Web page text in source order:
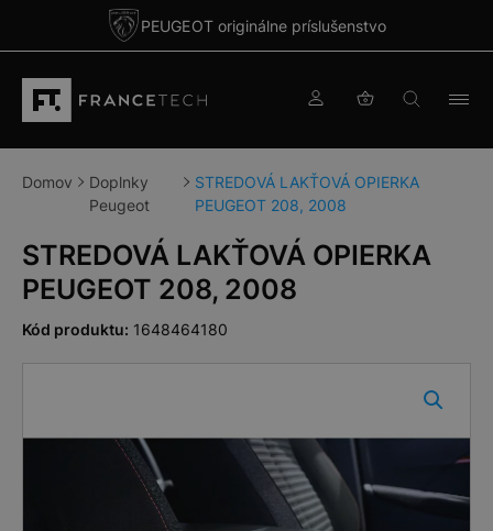
PEUGEOT originálne príslušenstvo
Domov
Doplnky
Peugeot
STREDOVÁ LAKŤOVÁ OPIERKA
PEUGEOT 208, 2008
STREDOVÁ LAKŤOVÁ OPIERKA
PEUGEOT 208, 2008
Kód produktu: 1648464180